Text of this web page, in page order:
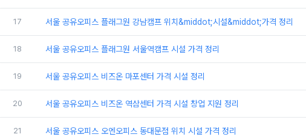
17 서울 공유오피스 플래그원 강남캠프 위치&middot;시설&middot;가격 정리
18 서울 공유오피스 플래그원 서울역캠프 시설 가격 정리
19 서울 공유오피스 비즈온 마포센터 가격 시설 정리
20 서울 공유오피스 비즈온 역삼센터 가격 시설 창업 지원 정리
21 서울 공유오피스 오엔오피스 동대문점 위치 시설 가격 정리